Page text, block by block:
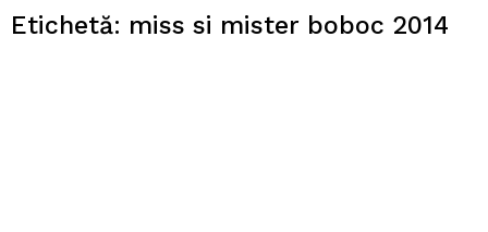
Etichetă: miss si mister boboc 2014